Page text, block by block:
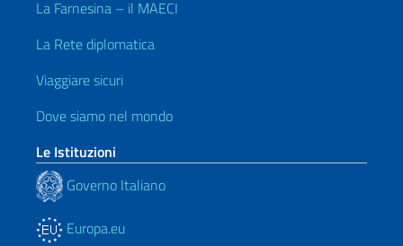
La Farnesina – il MAECI
La Rete diplomatica
Viaggiare sicuri
Dove siamo nel mondo
Le Istituzioni
Governo Italiano
Europa.eu